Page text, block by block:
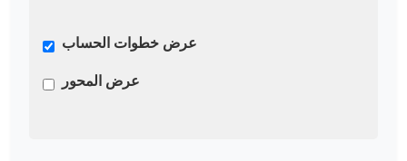
عرض خطوات الحساب
عرض المحور